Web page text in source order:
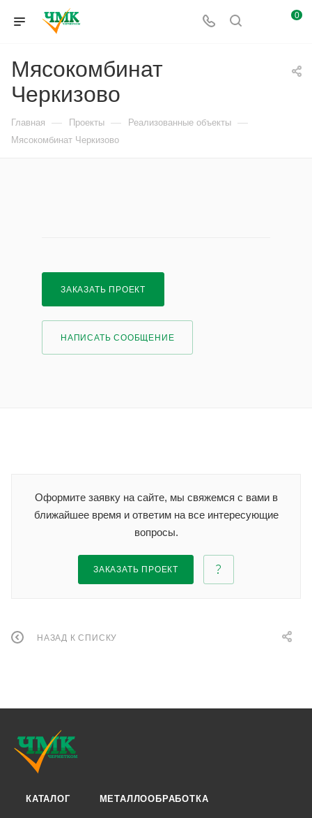
0
Мясокомбинат
Черкизово
Главная — Проекты — Реализованные объекты —
Мясокомбинат Черкизово
ЗАКАЗАТЬ ПРОЕКТ
НАПИСАТЬ СООБЩЕНИЕ
Оформите заявку на сайте, мы свяжемся с вами в
ближайшее время и ответим на все интересующие
вопросы.
ЗАКАЗАТЬ ПРОЕКТ
НАЗАД К СПИСКУ
КАТАЛОГ МЕТАЛЛООБРАБОТКА